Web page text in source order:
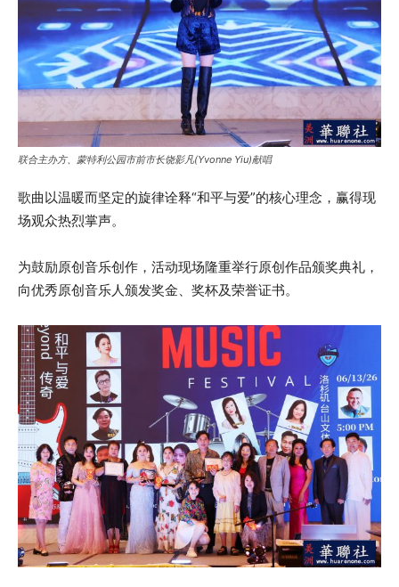
联合主办方、蒙特利公园市前市长饶影凡(Yvonne Yiu)献唱
歌曲以温暖而坚定的旋律诠释“和平与爱”的核心理念，赢得现
场观众热烈掌声。
为鼓励原创音乐创作，活动现场隆重举行原创作品颁奖典礼，
向优秀原创音乐人颁发奖金、奖杯及荣誉证书。